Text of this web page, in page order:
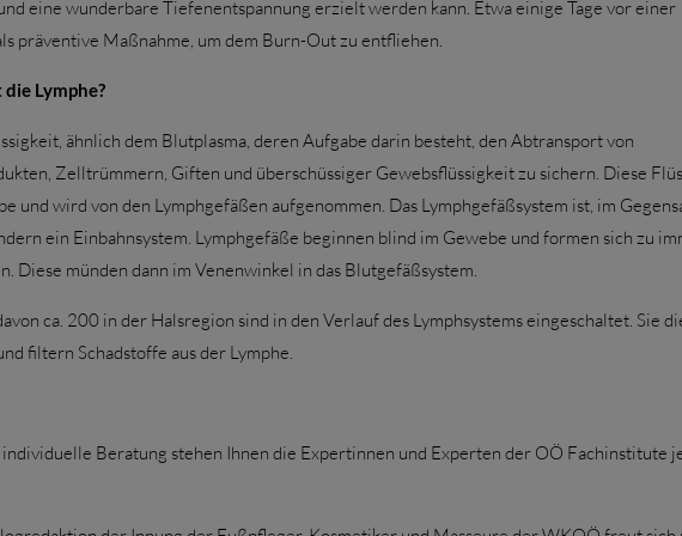
eine wunderbare Tiefenentspannung erzielt werden kann. Etwa einige Tage vor einer
präventive Maßnahme, um dem Burn-Out zu entfliehen.
Lymphe?
ähnlich dem Blutplasma, deren Aufgabe darin besteht, den Abtransport von
Zelltrümmern, Giften und überschüssiger Gewebsflüssigkeit zu sichern. Diese
und wird von den Lymphgefäßen aufgenommen. Das Lymphgefäßsystem ist, im
ein Einbahnsystem. Lymphgefäße beginnen blind im Gewebe und formen sich zu
Diese münden dann im Venenwinkel in das Blutgefäßsystem.
ca. 200 in der Halsregion sind in den Verlauf des Lymphsystems eingeschaltet. Sie
filtern Schadstoffe aus der Lymphe.
Beratung stehen Ihnen die Expertinnen und Experten der OÖ Fachinstitute